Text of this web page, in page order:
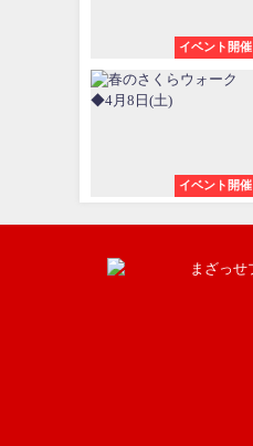
イベント開催
イベント開催